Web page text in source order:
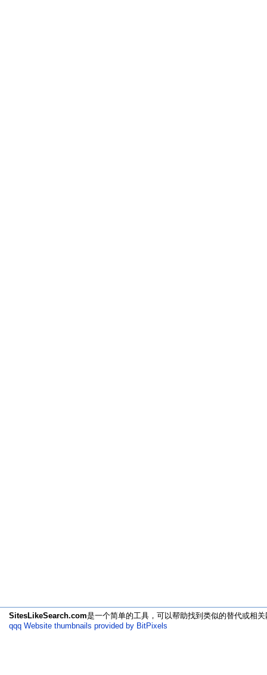
SitesLikeSearch.com是一个简单的工具，可以帮助找到类似的替代或相关
qqq Website thumbnails provided by BitPixels